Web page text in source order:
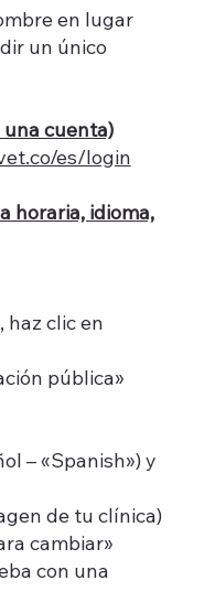
en lugar
un único
una cuenta)
es/login
horaria, idioma,
haz clic en
pública»
– «Spanish») y
de tu clínica)
cambiar»
con una